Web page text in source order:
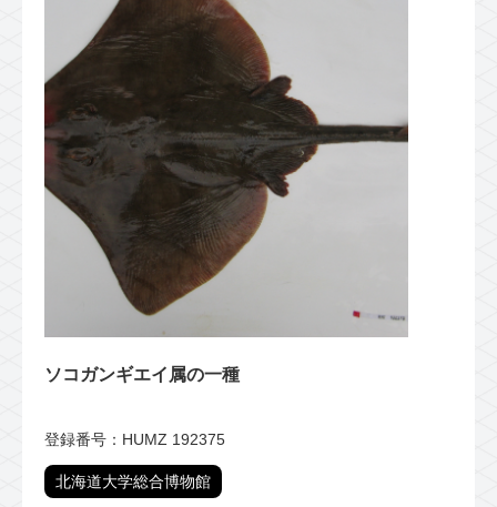
ソコガンギエイ属の一種
登録番号：HUMZ 192375
北海道大学総合博物館